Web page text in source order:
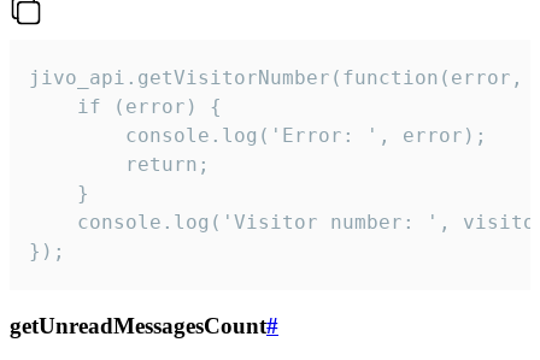
jivo_api.getVisitorNumber(function(error,
    if (error) {
        console.log('Error: ', error);
        return;
    }
console.log('Visitor number: ',
});
getUnreadMessagesCount#